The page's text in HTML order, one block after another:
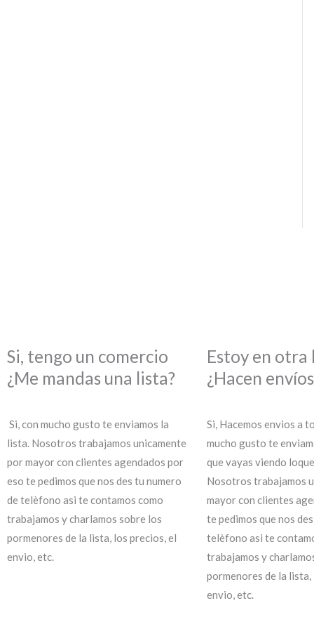
Si, tengo un comercio
¿Me mandas una lista?
Si, con mucho gusto te enviamos la
lista. Nosotros trabajamos unicamente
por mayor con clientes agendados por
eso te pedimos que nos des tu numero
de telèfono asi te contamos como
trabajamos y charlamos sobre los
pormenores de la lista, los precios, el
envio, etc.
Estoy en otra
¿Hacen
Si, Hacemos envios a
mucho gusto te
que vayas viendo
Nosotros trabajamos
mayor con clientes
te pedimos que nos
telèfono asi te
trabajamos y
pormenores de la lista,
envio, etc.